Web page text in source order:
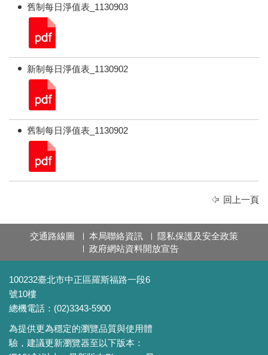
舊制每日淨值表_1130903
新制每日淨值表_1130902
舊制每日淨值表_1130902
回上一頁
交通路線圖 本局聯絡資訊
隱私保護及安全政策
政府網站資料開放宣告
100232臺北市中正區羅斯福路一段6
號10樓
總機電話：(02)3343-5900
為提供更為穩定的瀏覽品質與使用體
驗，建議更新瀏覽器至以下版本：